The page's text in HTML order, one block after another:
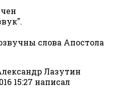
слова Апостола
15:27 написал